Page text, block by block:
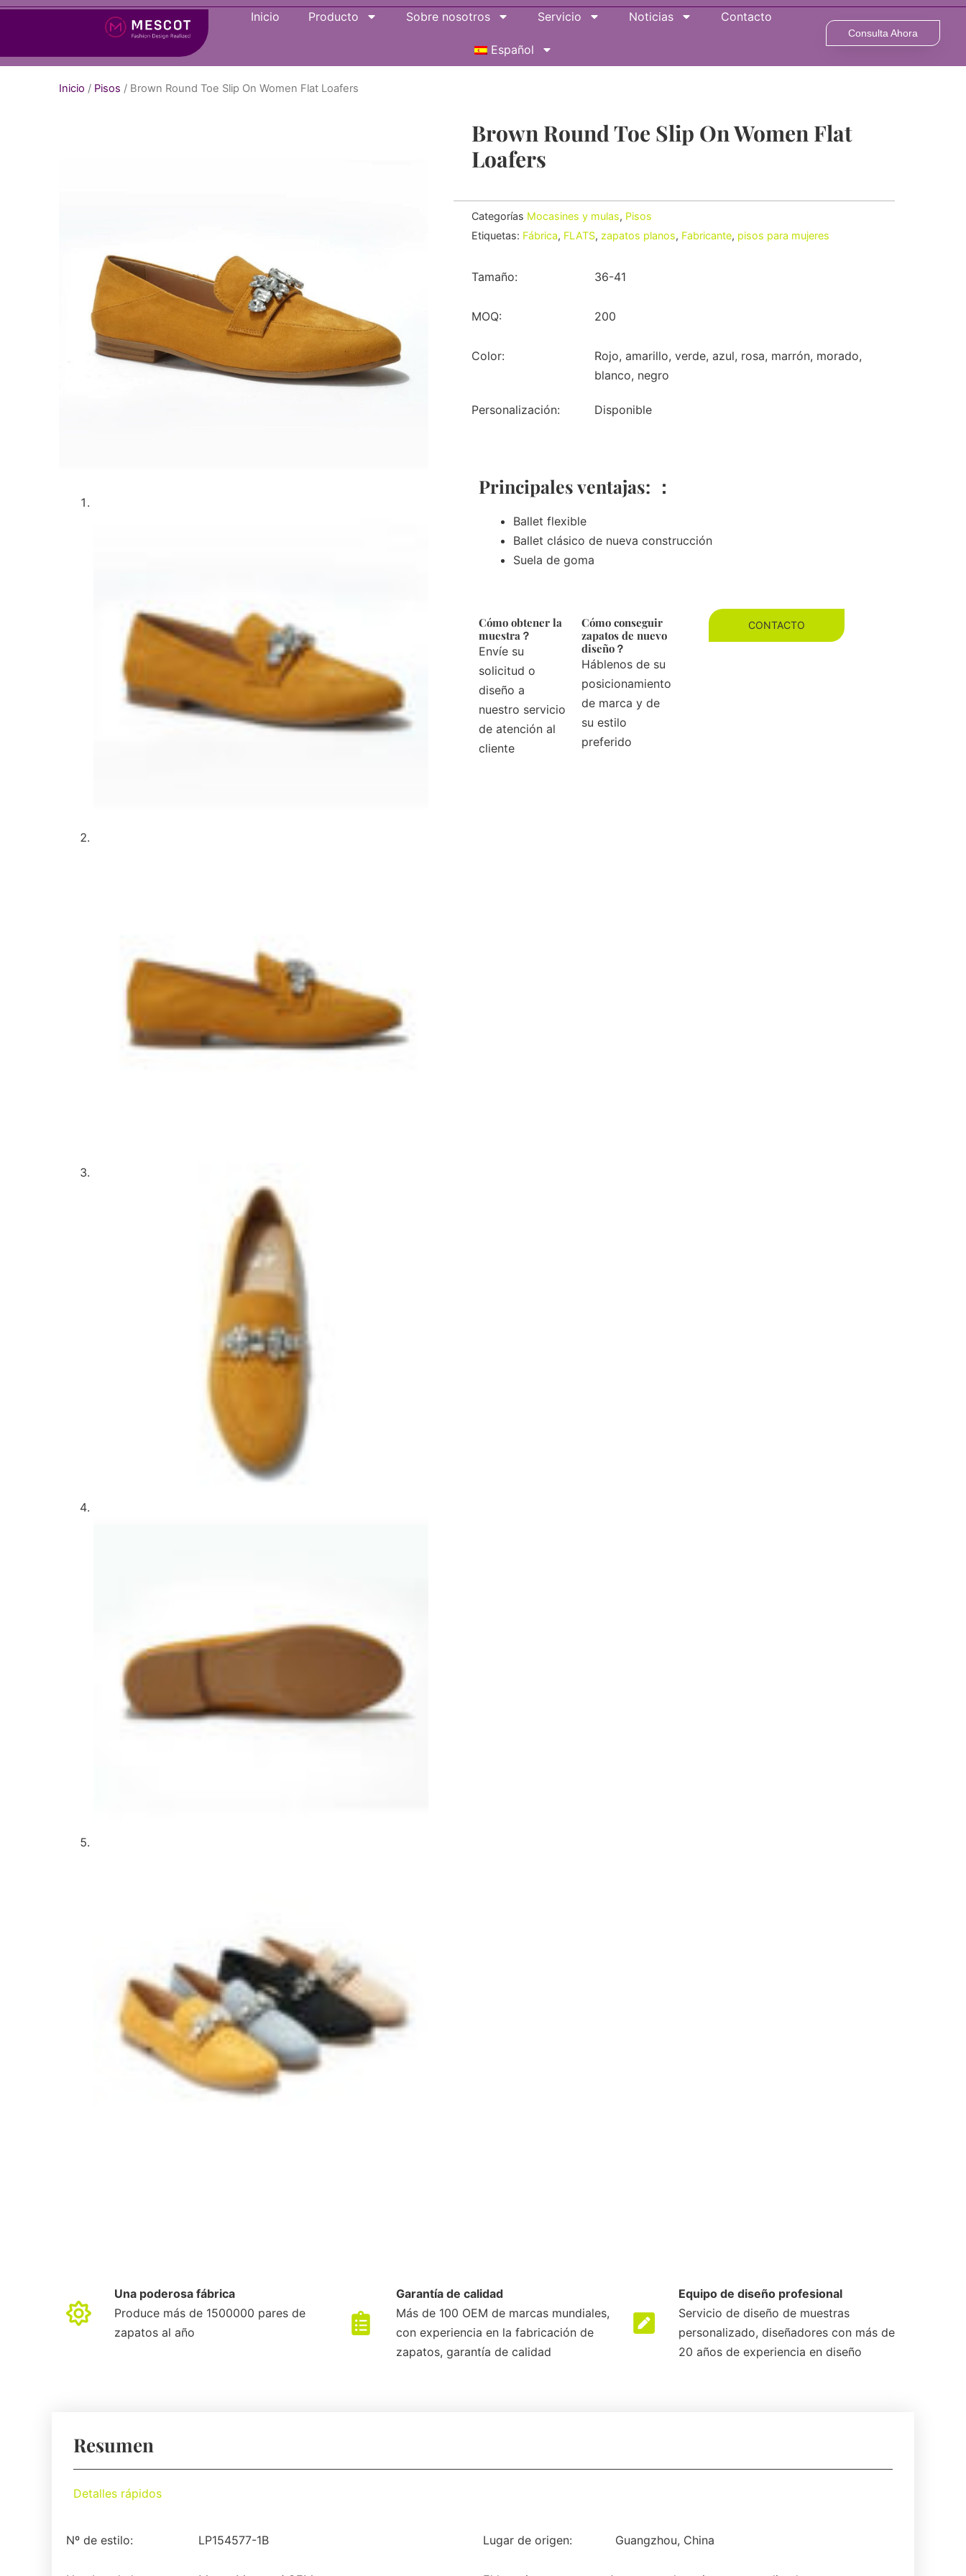
Inicio Producto Sobre nosotros Servicio Noticias Contacto
Español
Consulta Ahora
Inicio / Pisos / Brown Round Toe Slip On Women Flat Loafers
Brown Round Toe Slip On Women Flat
Loafers
Categorías Mocasines y mulas, Pisos
Etiquetas: Fábrica, FLATS, zapatos planos, Fabricante, pisos para mujeres
Tamaño: 36-41
MOQ: 200
Color:
Rojo, amarillo, verde, azul, rosa, marrón, morado,
blanco, negro
Personalización: Disponible
Principales ventajas: ：
Ballet flexible
Ballet clásico de nueva construcción
Suela de goma
Cómo obtener la
muestra？
Envíe su
solicitud o
diseño a
nuestro servicio
de atención al
cliente
Cómo conseguir
zapatos de nuevo
diseño？
Háblenos de su
posicionamiento
de marca y de
su estilo
preferido
CONTACTO
Una poderosa fábrica
Produce más de 1500000 pares de
zapatos al año
Garantía de calidad
Más de 100 OEM de marcas mundiales,
con experiencia en la fabricación de
zapatos, garantía de calidad
Equipo de diseño profesional
Servicio de diseño de muestras
personalizado, diseñadores con más de
20 años de experiencia en diseño
Resumen
Detalles rápidos
Nº de estilo: LP154577-1B Lugar de origen: Guangzhou, China